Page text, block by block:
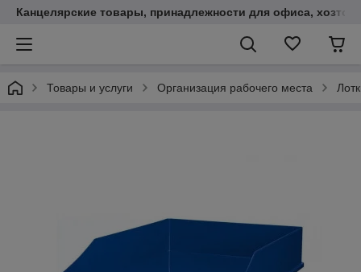
Канцелярские товары, принадлежности для офиса,
Товары и услуги Организация рабочего места